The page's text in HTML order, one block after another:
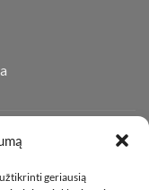
geriausią